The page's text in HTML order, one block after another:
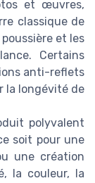
et œuvres,
classique de
et les
Certains
anti-reflets
la longévité de
polyvalent
soit pour une
une création
la couleur, la